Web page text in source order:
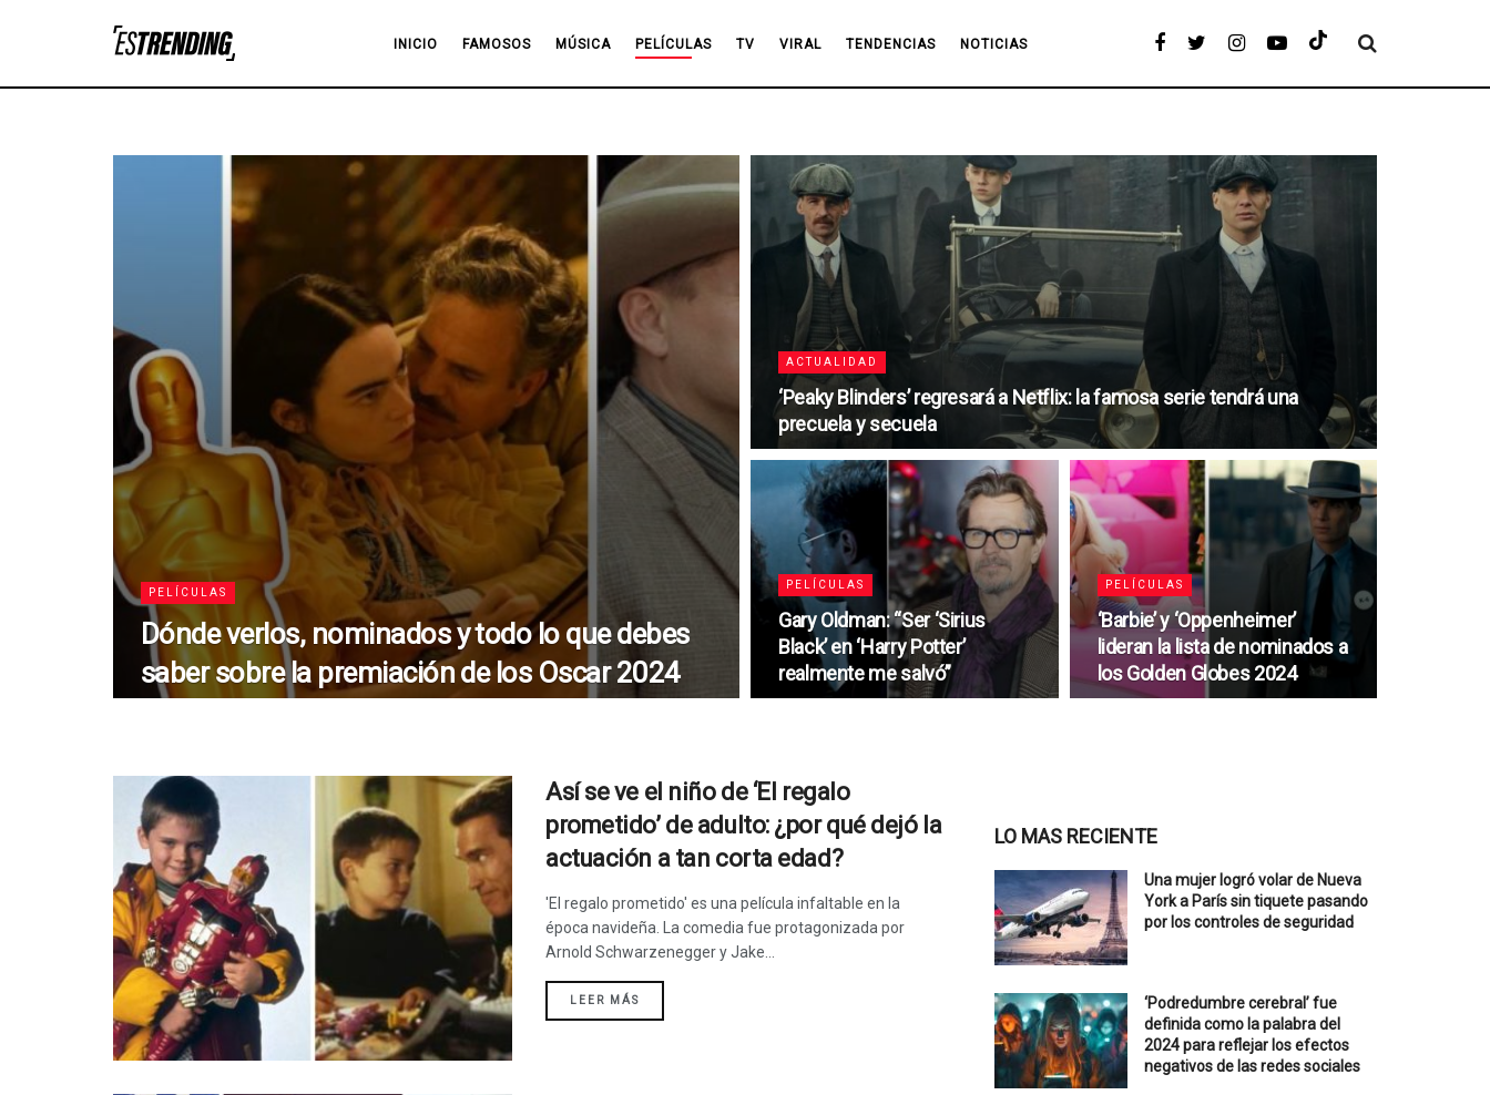
INICIO FAMOSOS MÚSICA PELÍCULAS TV VIRAL TENDENCIAS NOTICIAS
PELÍCULAS
Dónde verlos, nominados y todo lo que debes
saber sobre la premiación de los Oscar 2024
ACTUALIDAD
‘Peaky Blinders’ regresará a Netflix: la famosa serie tendrá una
precuela y secuela
PELÍCULAS
Gary Oldman: “Ser ‘Sirius
Black’ en ‘Harry Potter’
realmente me salvó”
PELÍCULAS
‘Barbie’ y ‘Oppenheimer’
lideran la lista de nominados a
los Golden Globes 2024
Así se ve el niño de ‘El regalo
prometido’ de adulto: ¿por qué dejó la
actuación a tan corta edad?
'El regalo prometido' es una película infaltable en la
época navideña. La comedia fue protagonizada por
Arnold Schwarzenegger y Jake...
LEER MÁS
LO MAS RECIENTE
Una mujer logró volar de Nueva
York a París sin tiquete pasando
por los controles de seguridad
‘Podredumbre cerebral’ fue
definida como la palabra del
2024 para reflejar los efectos
negativos de las redes sociales